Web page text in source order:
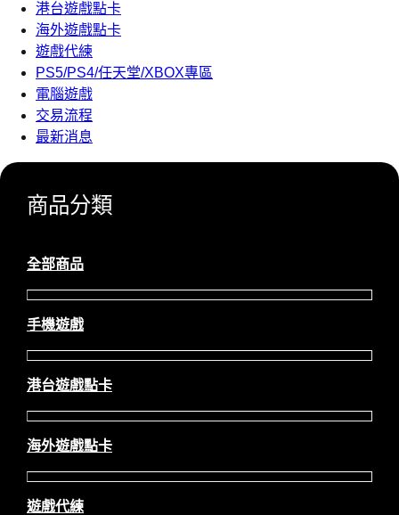
港台遊戲點卡
海外遊戲點卡
遊戲代練
PS5/PS4/任天堂/XBOX專區
電腦遊戲
交易流程
最新消息
商品分類
全部商品
手機遊戲
港台遊戲點卡
海外遊戲點卡
遊戲代練